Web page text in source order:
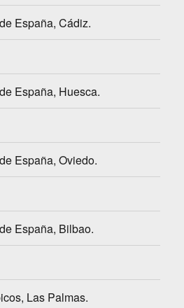
España, Cádiz.
España, Huesca.
España, Oviedo.
España, Bilbao.
Las Palmas.